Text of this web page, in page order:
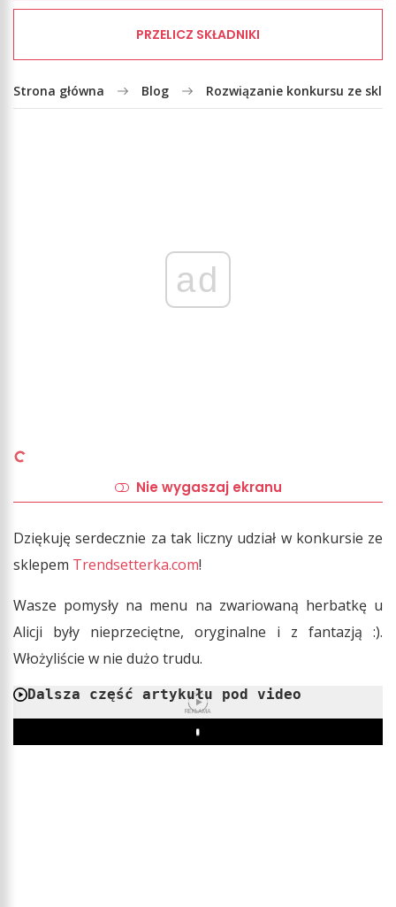
PRZELICZ SKŁADNIKI
Strona główna Blog Rozwiązanie konkursu ze
ad
Nie wygaszaj ekranu
Dziękuję serdecznie za tak liczny udział w konkursie ze
sklepem Trendsetterka.com!
Wasze pomysły na menu na zwariowaną herbatkę u
Alicji były nieprzeciętne, oryginalne i z fantazją :).
Włożyliście w nie dużo trudu.
Dalsza część artykułu pod video
REKLAMA
Play